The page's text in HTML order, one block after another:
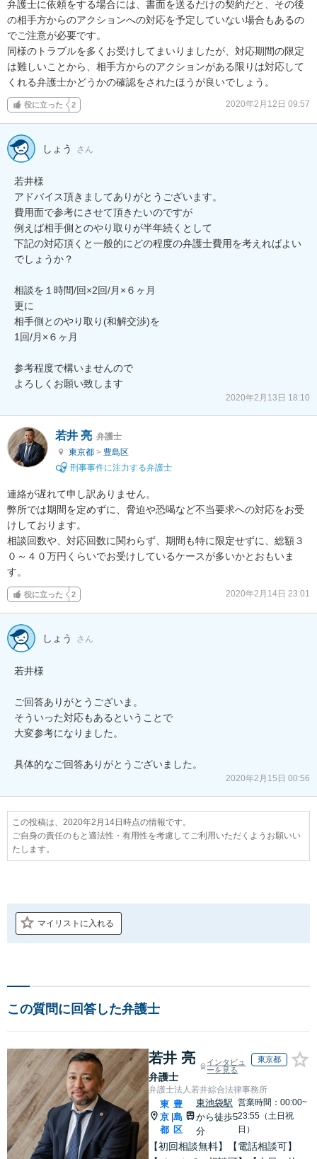
弁護士に依頼をする場合には、書面を送るだけの契約だと、その後
の相手方からのアクションへの対応を予定していない場合もあるの
でご注意が必要です。
同様のトラブルを多くお受けしてまいりましたが、対応期間の限定
は難しいことから、相手方からのアクションがある限りは対応して
くれる弁護士かどうかの確認をされたほうが良いでしょう。
役に立った 2 2020年2月12日 09:57
しょう さん
若井様
アドバイス頂きましてありがとうございます。
費用面で参考にさせて頂きたいのですが
例えば相手側とのやり取りが半年続くとして
下記の対応頂くと一般的にどの程度の弁護士費用を考えればよい
でしょうか？
相談を１時間/回×2回/月×６ヶ月
更に
相手側とのやり取り(和解交渉)を
1回/月×６ヶ月
参考程度で構いませんので
よろしくお願い致します
2020年2月13日 18:10
若井 亮 弁護士
東京都 > 豊島区
刑事事件に注力する弁護士
連絡が遅れて申し訳ありません。
弊所では期間を定めずに、脅迫や恐喝など不当要求への対応をお受
けしております。
相談回数や、対応回数に関わらず、期間も特に限定せずに、総額３
０～４０万円くらいでお受けしているケースが多いかとおもいま
す。
役に立った 2 2020年2月14日 23:01
しょう さん
若井様
ご回答ありがとうございま。
そういった対応もあるということで
大変参考になりました。
具体的なご回答ありがとうございました。
2020年2月15日 00:56
この投稿は、2020年2月14日時点の情報です。
ご自身の責任のもと適法性・有用性を考慮してご利用いただくようお願いい
たします。
マイリストに入れる
この質問に回答した弁護士
若井 亮
弁護士
インタビュ
ーを見る
東京都
弁護士法人若井綜合法律事務所
東
京
都
|
豊
島
区
東池袋駅
から徒歩5
分
営業時間：00:00~
23:55（土日祝
日）
【初回相談無料】【電話相談可】